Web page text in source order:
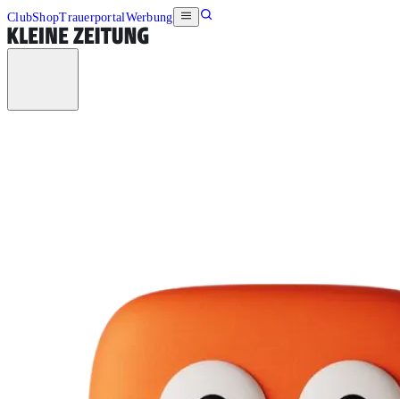
ClubShopTrauerportalWerbung